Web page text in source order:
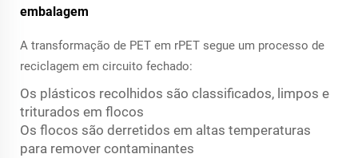
embalagem
A transformação de PET em rPET segue um processo de
reciclagem em circuito fechado:
Os plásticos recolhidos são classificados, limpos e
triturados em flocos
Os flocos são derretidos em altas temperaturas
para remover contaminantes